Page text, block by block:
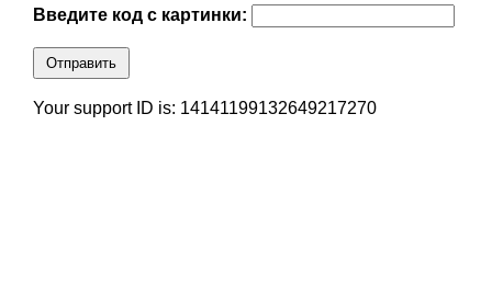
Введите код с картинки:
Отправить
Your support ID is: 14141199132649217270